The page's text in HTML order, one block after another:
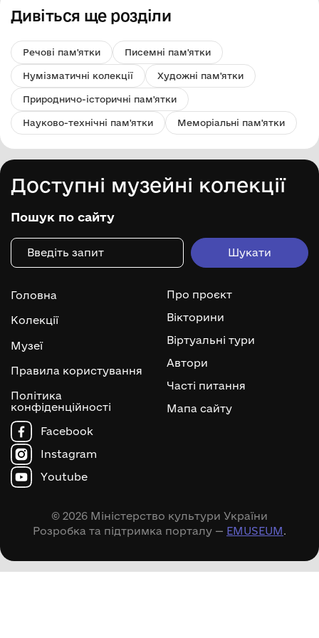
Дивіться ще розділи
Речові пам'ятки Писемні пам'ятки
Нумізматичні колекції Художні пам'ятки
Природничо-історичні пам'ятки
Науково-технічні пам'ятки Меморіальні пам'ятки
Доступні музейні колекції
Пошук по сайту
Головна
Колекції
Музеї
Правила користування
Політика
конфіденційності
Про проєкт
Вікторини
Віртуальні тури
Автори
Часті питання
Мапа сайту
Facebook
Instagram
Youtube
© 2026 Міністерство культури України
Розробка та підтримка порталу — EMUSEUM.